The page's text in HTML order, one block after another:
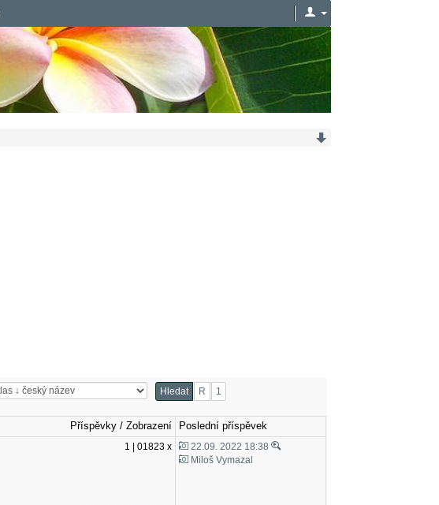
Hledat R 1
Příspěvky / Zobrazení
Poslední příspěvek
1 | 01823 x
22.09. 2022 18:38
Miloš Vymazal